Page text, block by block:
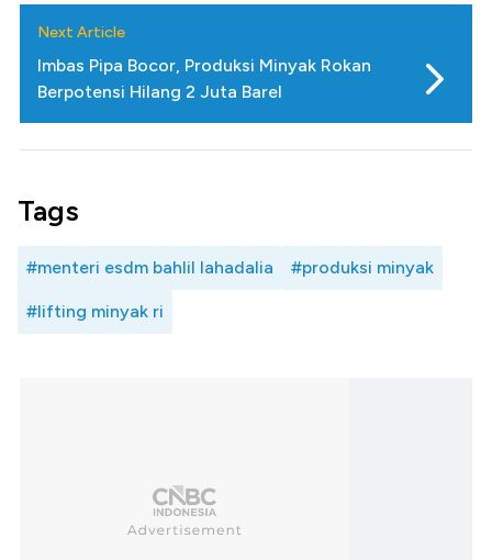
Next Article
Imbas Pipa Bocor, Produksi Minyak Rokan
Berpotensi Hilang 2 Juta Barel
Tags
#menteri esdm bahlil lahadalia #produksi minyak
#lifting minyak ri